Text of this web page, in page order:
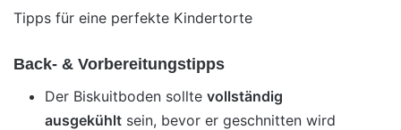
Tipps für eine perfekte Kindertorte
Back- & Vorbereitungstipps
Der Biskuitboden sollte vollständig
ausgekühlt sein, bevor er geschnitten wird